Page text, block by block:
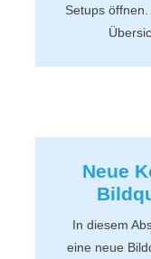
Setups öffnen.
Neue
In diesem
eine neue